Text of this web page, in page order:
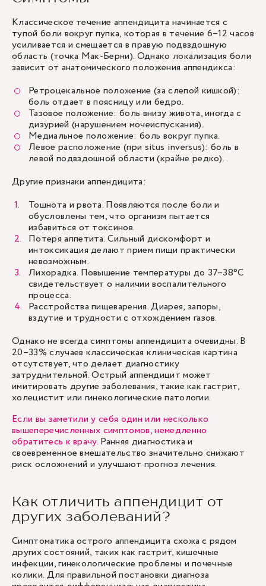
Классическое течение аппендицита начинается с
тупой боли вокруг пупка, которая в течение 6–12 часов
усиливается и смещается в правую подвздошную
область (точка Мак-Берни). Однако локализация боли
зависит от анатомического положения аппендикса:
Ретроцекальное положение (за слепой кишкой):
боль отдает в поясницу или бедро.
Тазовое положение: боль внизу живота, иногда с
дизурией (нарушением мочеиспускания).
Медиальное положение: боль вокруг пупка.
Левое расположение (при situs inversus): боль в
левой подвздошной области (крайне редко).
Другие признаки аппендицита:
Тошнота и рвота. Появляются после боли и
обусловлены тем, что организм пытается
избавиться от токсинов.
Потеря аппетита. Сильный дискомфорт и
интоксикация делают прием пищи практически
невозможным.
Лихорадка. Повышение температуры до 37–38°C
свидетельствует о наличии воспалительного
процесса.
Расстройства пищеварения. Диарея, запоры,
вздутие и трудности с отхождением газов.
Однако не всегда симптомы аппендицита очевидны. В
20–33% случаев классическая клиническая картина
отсутствует, что делает диагностику
затруднительной. Острый аппендицит может
имитировать другие заболевания, такие как гастрит,
холецистит или гинекологические патологии.
Если вы заметили у себя один или несколько
вышеперечисленных симптомов, немедленно
обратитесь к врачу. Ранняя диагностика и
своевременное вмешательство значительно снижают
риск осложнений и улучшают прогноз лечения.
Как отличить аппендицит от
других заболеваний?
Симптоматика острого аппендицита схожа с рядом
других состояний, таких как гастрит, кишечные
инфекции, гинекологические проблемы и почечные
колики. Для правильной постановки диагноза